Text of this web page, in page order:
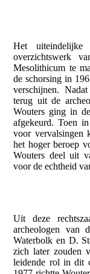
Het
overzichtswerk
Mesolithicum te
de schorsing in
verschijnen.
terug uit de
Wouters ging in
afgekeurd. Toen
voor vervalsingen
het hoger beroep
Wouters deel uit
voor de echtheid
Uit deze
archeologen van
Waterbolk en D.
zich later zouden
leidende rol in dit